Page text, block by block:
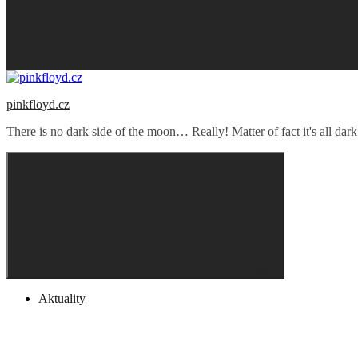
pinkfloyd.cz
There is no dark side of the moon… Really! Matter of fact it's all
Aktuality